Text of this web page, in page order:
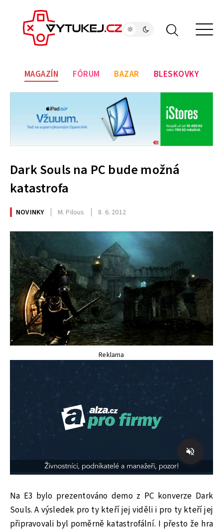
MAGAZÍN FÓRUM BAZAR BLESKOVKY
Dark Souls na PC bude možná
katastrofa
NOVINKY M. Pilous 8. 6. 2012
Reklama
Na E3 bylo prezentováno demo z PC konverze Dark
Souls. A výsledek pro ty kteří jej viděli i pro ty kteří jej
připravovali byl poměrně katastrofální. I přesto že hra